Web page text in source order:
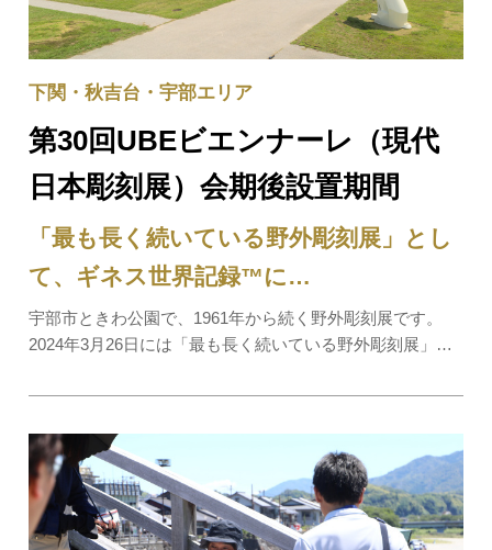
第30回UBEビエンナーレ（現代
日本彫刻展）会期後設置期間
「最も長く続いている野外彫刻展」とし
て、ギネス世界記録™に…
宇部市ときわ公園で、1961年から続く野外彫刻展です。
2024年3月26日には「最も長く続いている野外彫刻展」と
の第30回展では、28か国183点の応募作品から入選作品30
下関・秋吉台・宇部エリア